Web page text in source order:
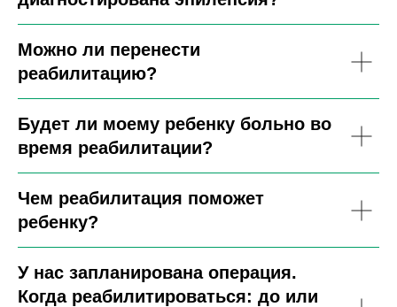
Можно ли перенести
реабилитацию?
Будет ли моему ребенку больно во
время реабилитации?
Чем реабилитация поможет
ребенку?
У нас запланирована операция.
Когда реабилитироваться: до или